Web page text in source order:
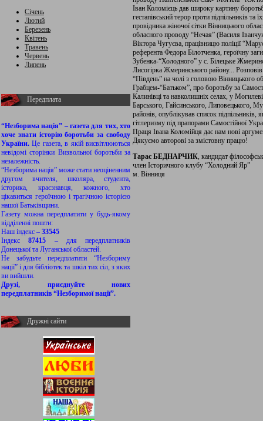
Січень
Лютий
Березень
Квітень
Травень
Червень
Липень
Передплата
“Незборима нація” – газета для тих, хто
хоче знати історію боротьби за свободу
України.Це газета, в якій висвітлюються
невідомі сторінки Визвольної боротьби за
незалежність.
“Незборима нація” може стати неоціненним
другом вчителя, школяра, студента,
історика, краєзнавця, кожного, хто
цікавиться героїчною і трагічною історією
нашої Батьківщини.
Газету можна передплатити у будь-якому
відділенні пошти:
Наш індекс – 33545
Індекс87415 – для передплатників
Донецької та Луганської областей.
Не забудьте передплатити “Незбориму
нації” і для бібліотек та шкіл тих сіл, з яких
ви вийшли.
Друзі, приєднуйте нових
передплатників “Незборимої нації”.
Дружні сайти
Іван Коломієць дав широку картину
гестапівський терор проти підпільників
провідника жіночої сітки Вінницького
обласного проводу “Нечая” (Василя
Віктора Чугуєва, працівницю поліції
референта Федора Білотченка, героїчну
Зубенка-“Холодного” у с. Білецьке
Лисогірка Жмеринського району...
“Південь” на чолі з головою
Грабцем-“Батьком”, про боротьбу за
Калинівці та навколишніх селах, у
Барського, Гайсинського, Липовецького,
районів, опублікував список підпільників,
гітлеризму під прапорами Самостійної
Праця Івана Коломійця дає нам нові
Дякуємо авторові за змістовну працю!
Тарас БЕДНАРЧИК, кандидат
член Історичного клубу “Холодний Яр”
м. Вінниця